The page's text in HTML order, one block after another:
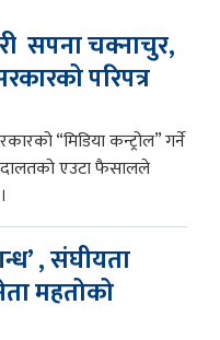
सपना चक्नाचुर,
परिपत्र
“मिडिया कन्ट्रोल” गर्ने
एउटा फैसालले
, संघीयता
महतोको